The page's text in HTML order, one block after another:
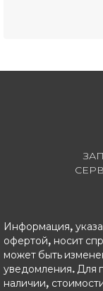
Информация,
офертой, носит
может быть
уведомления. Для
наличии,